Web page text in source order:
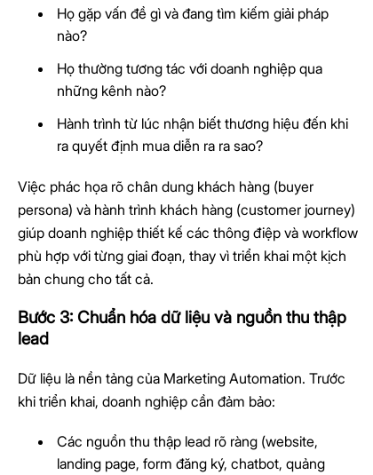
Họ gặp vấn đề gì và đang tìm kiếm giải pháp
nào?
Họ thường tương tác với doanh nghiệp qua
những kênh nào?
Hành trình từ lúc nhận biết thương hiệu đến khi
ra quyết định mua diễn ra ra sao?
Việc phác họa rõ chân dung khách hàng (buyer
persona) và hành trình khách hàng (customer journey)
giúp doanh nghiệp thiết kế các thông điệp và workflow
phù hợp với từng giai đoạn, thay vì triển khai một kịch
bản chung cho tất cả.
Bước 3: Chuẩn hóa dữ liệu và nguồn thu thập
lead
Dữ liệu là nền tảng của Marketing Automation. Trước
khi triển khai, doanh nghiệp cần đảm bảo:
Các nguồn thu thập lead rõ ràng (website,
landing page, form đăng ký, chatbot, quảng